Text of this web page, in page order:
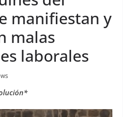
manifiestan y
malas
laborales